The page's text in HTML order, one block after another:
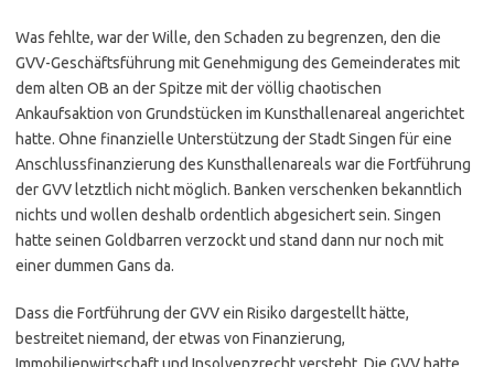
Was fehlte, war der Wille, den Schaden zu begrenzen, den die
GVV-Geschäftsführung mit Genehmigung des Gemeinderates mit
dem alten OB an der Spitze mit der völlig chaotischen
Ankaufsaktion von Grundstücken im Kunsthallenareal angerichtet
hatte. Ohne finanzielle Unterstützung der Stadt Singen für eine
Anschlussfinanzierung des Kunsthallenareals war die Fortführung
der GVV letztlich nicht möglich. Banken verschenken bekanntlich
nichts und wollen deshalb ordentlich abgesichert sein. Singen
hatte seinen Goldbarren verzockt und stand dann nur noch mit
einer dummen Gans da.
Dass die Fortführung der GVV ein Risiko dargestellt hätte,
bestreitet niemand, der etwas von Finanzierung,
Immobilienwirtschaft und Insolvenzrecht versteht. Die GVV hatte